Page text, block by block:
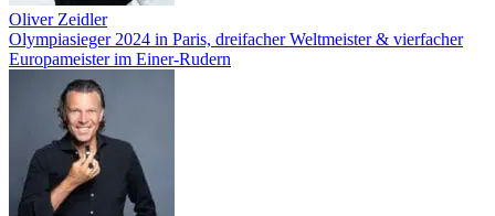
Oliver Zeidler
Olympiasieger 2024 in Paris, dreifacher Weltmeister & vierfacher
Europameister im Einer-Rudern